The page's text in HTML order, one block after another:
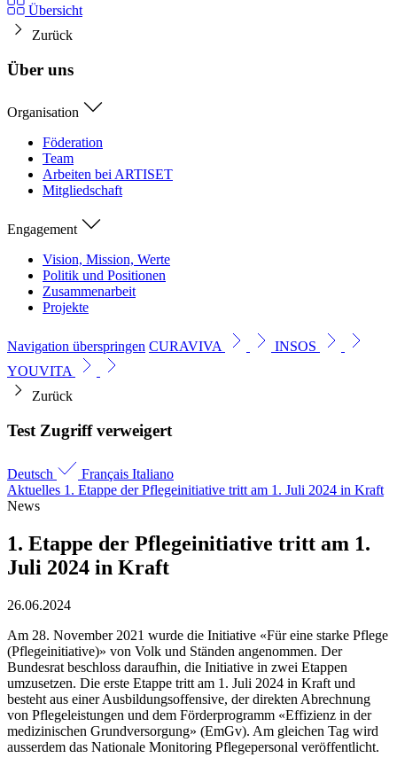
Übersicht
Zurück
Über uns
Organisation
Föderation
Team
Arbeiten bei ARTISET
Mitgliedschaft
Engagement
Vision, Mission, Werte
Politik und Positionen
Zusammenarbeit
Projekte
Navigation überspringen CURAVIVA
INSOS
YOUVITA
Zurück
Test Zugriff verweigert
Deutsch Français Italiano
Aktuelles 1. Etappe der Pflege­initiative tritt am 1. Juli 2024 in Kraft
News
1. Etappe der Pflege­initiative tritt am 1.
Juli 2024 in Kraft
26.06.2024
Am 28. November 2021 wurde die Initiative «Für eine starke Pflege
(Pflegeinitiative)» von Volk und Ständen angenommen. Der
Bundesrat beschloss daraufhin, die Initiative in zwei Etappen
umzusetzen. Die erste Etappe tritt am 1. Juli 2024 in Kraft und
besteht aus einer Ausbildungsoffensive, der direkten Abrechnung
von Pflegeleistungen und dem Förderprogramm «Effizienz in der
medizinischen Grundversorgung» (EmGv). Am gleichen Tag wird
ausserdem das Nationale Monitoring Pflegepersonal veröffentlicht.